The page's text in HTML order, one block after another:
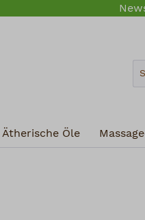
Ätherische Öle